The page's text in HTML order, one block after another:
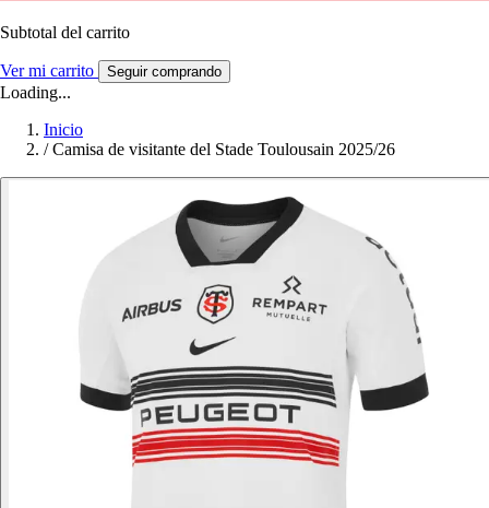
Subtotal del carrito
Ver mi carrito Seguir comprando
Loading...
Inicio
/ Camisa de visitante del Stade Toulousain 2025/26